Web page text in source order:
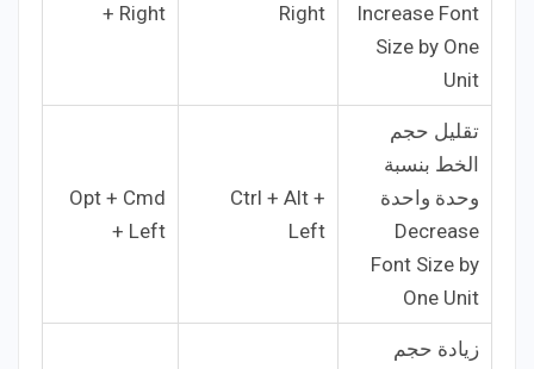
Increase Font
Size by One
Unit
Right
+ Right
تقليل حجم
الخط بنسبة
وحدة واحدة
Decrease
Font Size by
One Unit
Ctrl + Alt +
Left
Opt + Cmd
+ Left
زيادة حجم